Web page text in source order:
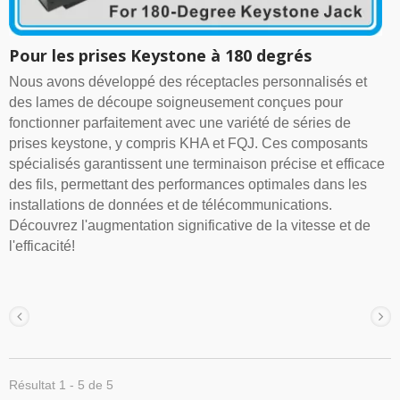
Pour les prises Keystone à 180 degrés
Nous avons développé des réceptacles personnalisés et
des lames de découpe soigneusement conçues pour
fonctionner parfaitement avec une variété de séries de
prises keystone, y compris KHA et FQJ. Ces composants
spécialisés garantissent une terminaison précise et efficace
des fils, permettant des performances optimales dans les
installations de données et de télécommunications.
Découvrez l'augmentation significative de la vitesse et de
l'efficacité!
Résultat 1 - 5 de 5